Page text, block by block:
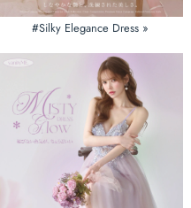
#Silky Elegance Dress »